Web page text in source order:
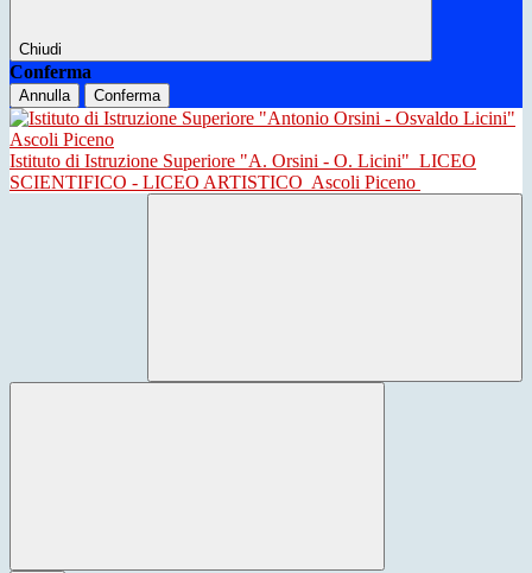
Chiudi
Conferma
Annulla Conferma
Istituto di Istruzione Superiore "A. Orsini - O. Licini" LICEO
SCIENTIFICO - LICEO ARTISTICO Ascoli Piceno